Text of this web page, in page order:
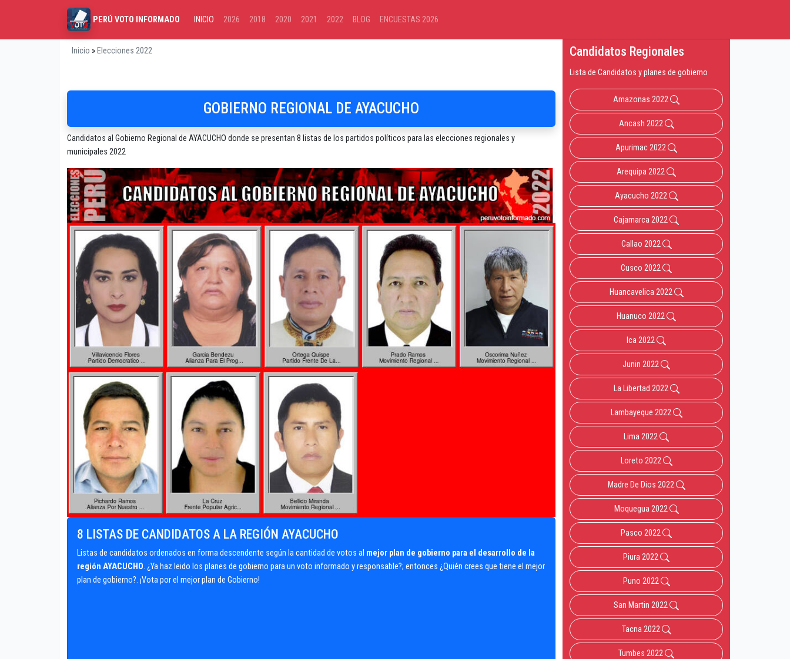
PERÚ VOTO INFORMADO INICIO 2026 2018 2020 2021 2022 BLOG ENCUESTAS 2026
Inicio » Elecciones 2022
GOBIERNO REGIONAL DE AYACUCHO
Candidatos al Gobierno Regional de AYACUCHO donde se presentan 8 listas de los partidos políticos para las elecciones regionales y
municipales 2022
8 LISTAS DE CANDIDATOS A LA REGIÓN AYACUCHO
Listas de candidatos ordenados en forma descendente según la cantidad de votos al mejor plan de gobierno para el desarrollo de la
región AYACUCHO. ¿Ya haz leido los planes de gobierno para un voto informado y responsable?; entonces ¿Quién crees que tiene el mejor
plan de gobierno?. ¡Vota por el mejor plan de Gobierno!
Candidatos Regionales
Lista de Candidatos y planes de gobierno
Amazonas 2022
Ancash 2022
Apurimac 2022
Arequipa 2022
Ayacucho 2022
Cajamarca 2022
Callao 2022
Cusco 2022
Huancavelica 2022
Huanuco 2022
Ica 2022
Junin 2022
La Libertad 2022
Lambayeque 2022
Lima 2022
Loreto 2022
Madre De Dios 2022
Moquegua 2022
Pasco 2022
Piura 2022
Puno 2022
San Martin 2022
Tacna 2022
Tumbes 2022